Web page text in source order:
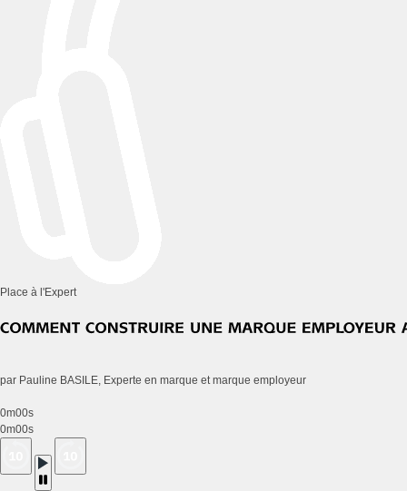
Place à l'Expert
par Pauline BASILE, Experte en marque et marque employeur
0m00s
0m00s